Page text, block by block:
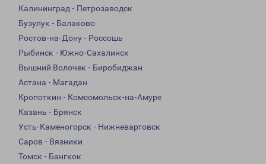
Калининград - Петрозаводск
Бузулук - Балаково
Ростов-на-Дону - Россошь
Рыбинск - Южно-Сахалинск
Вышний Волочек - Биробиджан
Астана - Магадан
Кропоткин - Комсомольск-на-Амуре
Казань - Брянск
Усть-Каменогорск - Нижневартовск
Саров - Вязники
Томск - Бангкок